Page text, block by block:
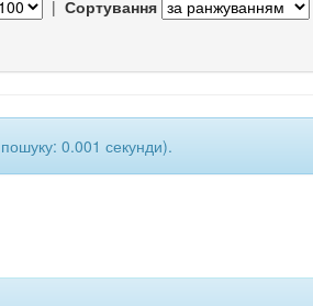
| Сортування
пошуку: 0.001 секунди).